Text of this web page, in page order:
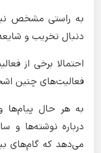
به راستی مشخص
دنبال تخریب و شایعه
احتمالا برخی از
فعالیت‌های چنین
به هر حال پیام‌ها
درباره نوشته‌ها و
می‌دهد که گام‌های